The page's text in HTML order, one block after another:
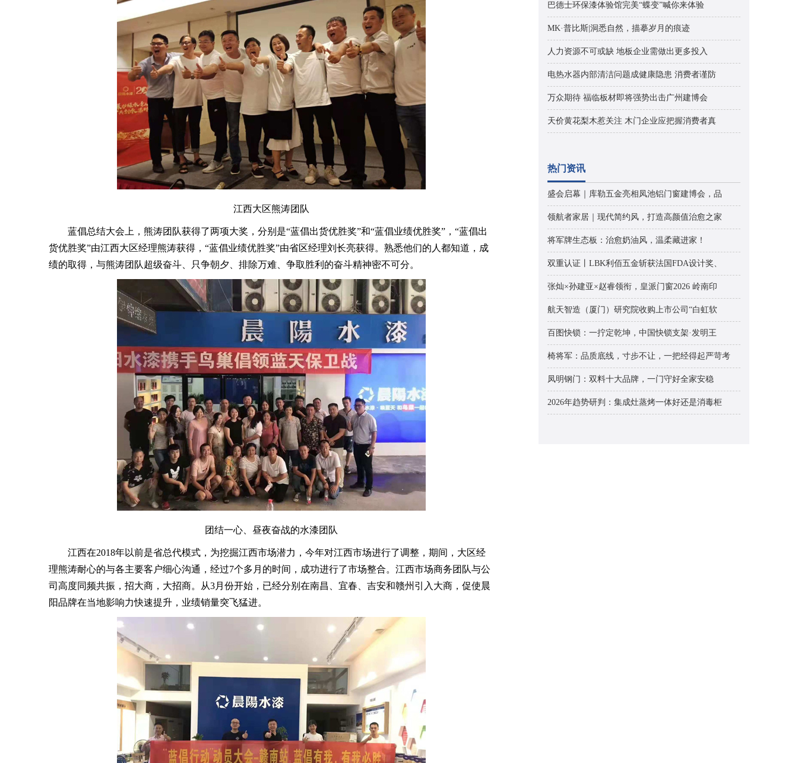
江西大区熊涛团队
蓝倡总结大会上，熊涛团队获得了两项大奖，分别是“蓝倡出货优胜奖”和“蓝倡业绩优胜奖”，“蓝倡出
货优胜奖”由江西大区经理熊涛获得，“蓝倡业绩优胜奖”由省区经理刘长亮获得。熟悉他们的人都知道，成
绩的取得，与熊涛团队超级奋斗、只争朝夕、排除万难、争取胜利的奋斗精神密不可分。
团结一心、昼夜奋战的水漆团队
江西在2018年以前是省总代模式，为挖掘江西市场潜力，今年对江西市场进行了调整，期间，大区经
理熊涛耐心的与各主要客户细心沟通，经过7个多月的时间，成功进行了市场整合。江西市场商务团队与公
司高度同频共振，招大商，大招商。从3月份开始，已经分别在南昌、宜春、吉安和赣州引入大商，促使晨
阳品牌在当地影响力快速提升，业绩销量突飞猛进。
巴德士环保漆体验馆完美“蝶变”喊你来体验
MK·普比斯|洞悉自然，描摹岁月的痕迹
人力资源不可或缺 地板企业需做出更多投入
电热水器内部清洁问题成健康隐患 消费者谨防
万众期待 福临板材即将强势出击广州建博会
天价黄花梨木惹关注 木门企业应把握消费者真
热门资讯
盛会启幕｜库勒五金亮相凤池铝门窗建博会，品
领航者家居｜现代简约风，打造高颜值治愈之家
将军牌生态板：治愈奶油风，温柔藏进家！
双重认证丨LBK利佰五金斩获法国FDA设计奖、
张灿×孙建亚×赵睿领衔，皇派门窗2026 岭南印
航天智造（厦门）研究院收购上市公司“白虹软
百图快锁：一拧定乾坤，中国快锁支架·发明王
椅将军：品质底线，寸步不让，一把经得起严苛考
凤明钢门：双料十大品牌，一门守好全家安稳
2026年趋势研判：集成灶蒸烤一体好还是消毒柜